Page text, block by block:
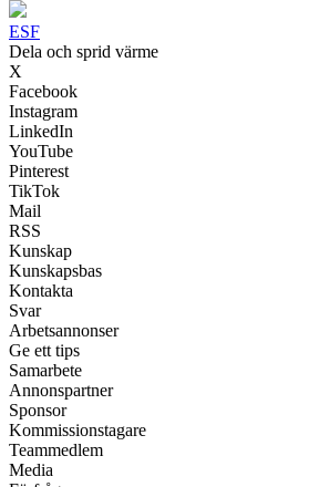
ESF
Dela och sprid värme
X
Facebook
Instagram
LinkedIn
YouTube
Pinterest
TikTok
Mail
RSS
Kunskap
Kunskapsbas
Kontakta
Svar
Arbetsannonser
Ge ett tips
Samarbete
Annonspartner
Sponsor
Kommissionstagare
Teammedlem
Media